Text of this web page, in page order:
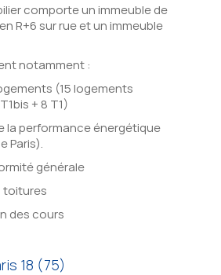
comporte un immeuble de
R+6 sur rue et un immeuble
notamment :
(15 logements
+ 8 T1)
la performance énergétique
Paris).
générale
toitures
des cours
18 (75)